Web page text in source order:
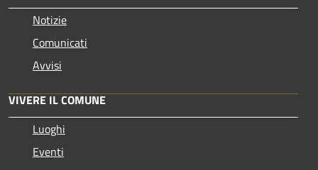
Notizie
Comunicati
Avvisi
VIVERE IL COMUNE
Luoghi
Eventi